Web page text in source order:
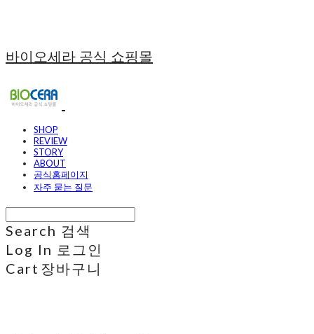
바이오세라 공식 쇼핑몰
SHOP
REVIEW
STORY
ABOUT
공식홈페이지
자주 묻는 질문
Search 검색
Log In 로그인
Cart 장바구니